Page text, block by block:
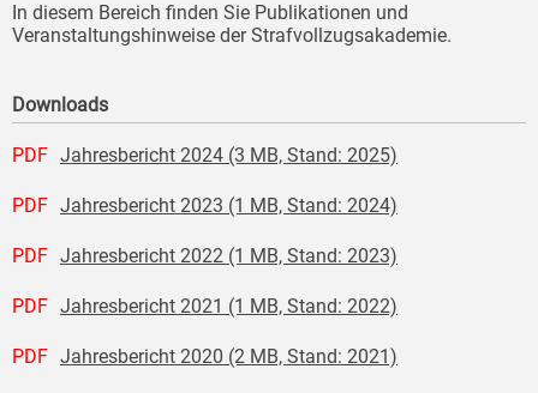
In diesem Bereich finden Sie Publikationen und
Veranstaltungshinweise der Strafvollzugsakademie.
Downloads
PDF Jahresbericht 2024 (3 MB, Stand: 2025)
PDF Jahresbericht 2023 (1 MB, Stand: 2024)
PDF Jahresbericht 2022 (1 MB, Stand: 2023)
PDF Jahresbericht 2021 (1 MB, Stand: 2022)
PDF Jahresbericht 2020 (2 MB, Stand: 2021)